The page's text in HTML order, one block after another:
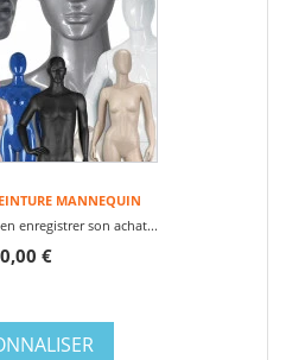
MANNEQUIN
enregistrer son achat...
€